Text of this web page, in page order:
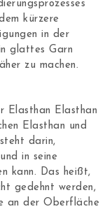
kürzere
in der
glattes Garn
zu machen.
Elasthan Elasthan
Elasthan und
darin,
in seine
kann. Das heißt,
gedehnt werden,
an der Oberfläche